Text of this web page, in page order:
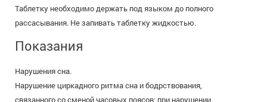
Таблетку необходимо держать под языком до полного
рассасывания. Не запивать таблетку жидкостью.
Показания
Нарушения сна.
Нарушение циркадного ритма сна и бодрствования,
связанного со сменой часовых поясов; при нарушении